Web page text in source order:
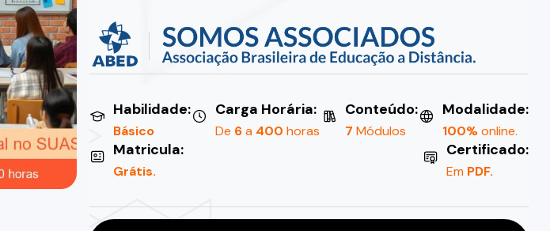
Habilidade:
Básico
Carga Horária:
De 6a 400 horas
Conteúdo:
7 Módulos
Modalidade:
100%online.
Matricula:
Grátis.
Certificado:
Em PDF.